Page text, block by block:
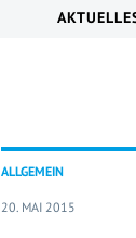
ALLGEMEIN
20. MAI 2015